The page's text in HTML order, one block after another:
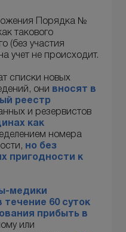
Порядка №
такового
(без участия
учет не происходит.
списки новых
они
вносят в
реестр
и резервистов
как
номера
но без
пригодности к
медики
течение 60 суток
прибыть в
или